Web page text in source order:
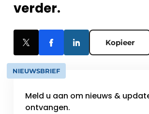
verder.
Kopieer
NIEUWSBRIEF
Meld u aan om nieuws &
ontvangen.